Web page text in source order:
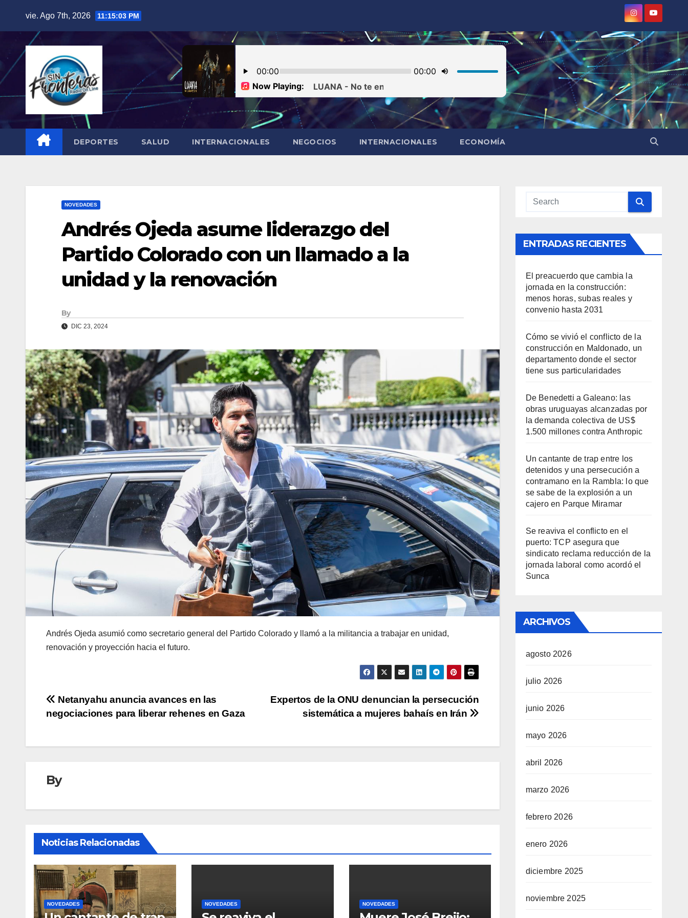
vie. Ago 7th, 2026 11:15:04 PM
DEPORTES SALUD INTERNACIONALES NEGOCIOS INTERNACIONALES ECONOMÍA
NOVEDADES
Andrés Ojeda asume liderazgo del
Partido Colorado con un llamado a la
unidad y la renovación
By
DIC 23, 2024
Andrés Ojeda asumió como secretario general del Partido Colorado y llamó a la militancia a trabajar en unidad,
renovación y proyección hacia el futuro.
Navegación
de
entradas
Expertos de la ONU denuncian la persecución
sistemática a mujeres bahaís en Irán
Netanyahu anuncia avances en las
negociaciones para liberar rehenes en Gaza
By
Noticias Relacionadas
NOVEDADES NOVEDADES NOVEDADES
ENTRADAS RECIENTES
El preacuerdo que cambia la
jornada en la construcción:
menos horas, subas reales y
convenio hasta 2031
Cómo se vivió el conflicto de la
construcción en Maldonado, un
departamento donde el sector
tiene sus particularidades
De Benedetti a Galeano: las
obras uruguayas alcanzadas por
la demanda colectiva de US$
1.500 millones contra Anthropic
Un cantante de trap entre los
detenidos y una persecución a
contramano en la Rambla: lo que
se sabe de la explosión a un
cajero en Parque Miramar
Se reaviva el conflicto en el
puerto: TCP asegura que
sindicato reclama reducción de la
jornada laboral como acordó el
Sunca
ARCHIVOS
agosto 2026
julio 2026
junio 2026
mayo 2026
abril 2026
marzo 2026
febrero 2026
enero 2026
diciembre 2025
noviembre 2025